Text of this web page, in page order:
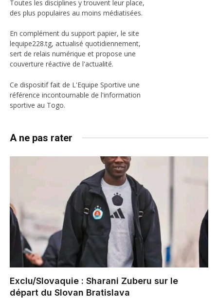
Toutes les disciplines y trouvent leur place,
des plus populaires au moins médiatisées.
En complément du support papier, le site
lequipe228.tg, actualisé quotidiennement,
sert de relais numérique et propose une
couverture réactive de l'actualité.
Ce dispositif fait de L'Equipe Sportive une
référence incontournable de l'information
sportive au Togo.
A ne pas rater
Exclu/Slovaquie : Sharani Zuberu sur le
départ du Slovan Bratislava